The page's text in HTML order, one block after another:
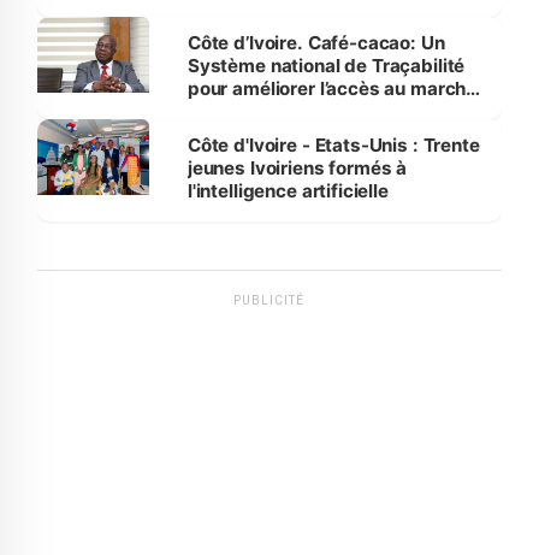
Côte d’Ivoire. Café-cacao: Un
Système national de Traçabilité
pour améliorer l’accès au marché
Côte d'Ivoire - Etats-Unis : Trente
jeunes Ivoiriens formés à
l'intelligence artificielle
PUBLICITÉ